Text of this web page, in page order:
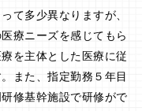
て多少異なりますが、
療ニーズを感じてもら
を主体とした医療に従
また、指定勤務５年目
修基幹施設で研修がで